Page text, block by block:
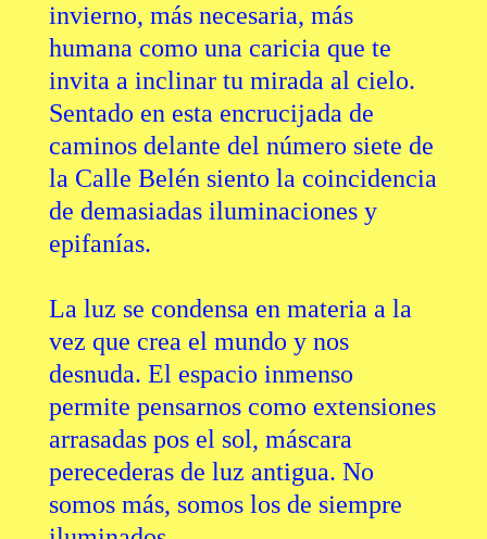
invierno, más necesaria, más
humana como una caricia que te
invita a inclinar tu mirada al cielo.
Sentado en esta encrucijada de
caminos delante del número siete de
la Calle Belén siento la coincidencia
de demasiadas iluminaciones y
epifanías.
La luz se condensa en materia a la
vez que crea el mundo y nos
desnuda. El espacio inmenso
permite pensarnos como extensiones
arrasadas pos el sol, máscara
perecederas de luz antigua. No
somos más, somos los de siempre